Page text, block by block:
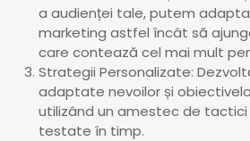
a audienței tale, putem
marketing astfel încât să
care contează cel mai mult
Strategii Personalizate:
adaptate nevoilor și
utilizând un amestec de
testate în timp.